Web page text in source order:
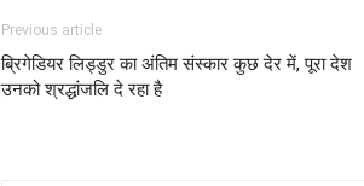
Previous article
ब्रिगेडियर लिड्डुर का अंतिम संस्कार कुछ देर में, पूरा देश
उनको श्रद्धांजलि दे रहा है